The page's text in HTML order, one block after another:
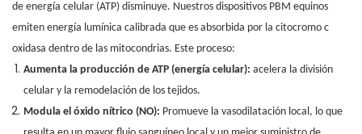
de energía celular (ATP) disminuye. Nuestros dispositivos PBM equinos
emiten energía lumínica calibrada que es absorbida por la citocromo c
oxidasa dentro de las mitocondrias. Este proceso:
Aumenta la producción de ATP (energía celular): acelera la división
celular y la remodelación de los tejidos.
Modula el óxido nítrico (NO): Promueve la vasodilatación local, lo que